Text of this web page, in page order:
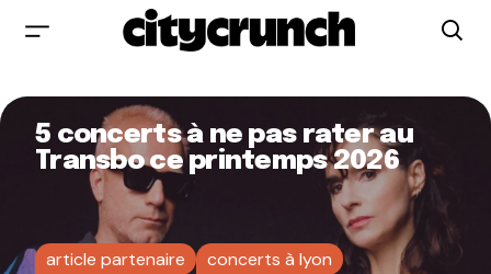
5 concerts à ne pas rater au
Transbo ce printemps 2026
article partenaire concerts à lyon